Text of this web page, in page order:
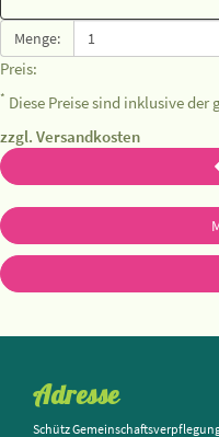
Menge:
Preis:
* Diese Preise sind inklusive
zzgl. Versandkosten
Adresse
Schütz